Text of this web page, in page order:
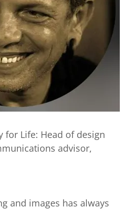
for Life: Head of design
advisor,
and images has always